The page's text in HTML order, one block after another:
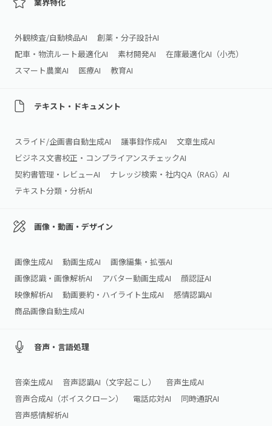
外観検査/自動検品AI
創薬・分子設計AI
配車・物流ルート最適化AI
素材開発AI
在庫最適化AI（小売）
スマート農業AI
医療AI 教育AI
テキスト・ドキュメント
スライド/企画書自動生成AI 議事録作成AI
文章生成AI
ビジネス文書校正・コンプライアンスチェックAI
契約書管理・レビューAI
ナレッジ検索・社内QA（RAG）AI
テキスト分類・分析AI
画像・動画・デザイン
画像生成AI 動画生成AI
画像編集・拡張AI
画像認識・画像解析AI
アバター動画生成AI
顔認証AI
映像解析AI
動画要約・ハイライト生成AI
感情認識AI
商品画像自動生成AI
音声・言語処理
音楽生成AI 音声認識AI（文字起こし）
音声生成AI
音声合成AI（ボイスクローン）
電話応対AI
同時通訳AI
音声感情解析AI